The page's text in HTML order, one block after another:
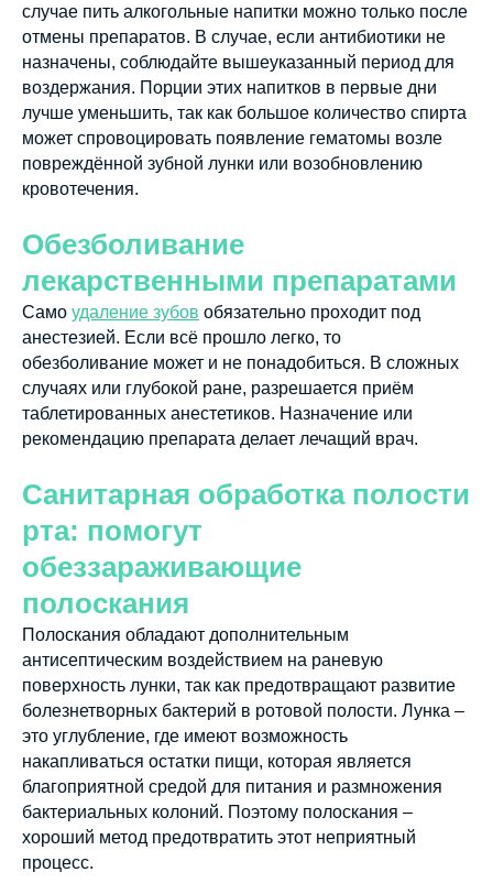
случае пить алкогольные напитки можно только после
отмены препаратов. В случае, если антибиотики не
назначены, соблюдайте вышеуказанный период для
воздержания. Порции этих напитков в первые дни
лучше уменьшить, так как большое количество спирта
может спровоцировать появление гематомы возле
повреждённой зубной лунки или возобновлению
кровотечения.
Обезболивание
лекарственными препаратами
Само удаление зубов обязательно проходит под
анестезией. Если всё прошло легко, то
обезболивание может и не понадобиться. В сложных
случаях или глубокой ране, разрешается приём
таблетированных анестетиков. Назначение или
рекомендацию препарата делает лечащий врач.
Санитарная обработка полости
рта: помогут
обеззараживающие
полоскания
Полоскания обладают дополнительным
антисептическим воздействием на раневую
поверхность лунки, так как предотвращают развитие
болезнетворных бактерий в ротовой полости. Лунка –
это углубление, где имеют возможность
накапливаться остатки пищи, которая является
благоприятной средой для питания и размножения
бактериальных колоний. Поэтому полоскания –
хороший метод предотвратить этот неприятный
процесс.